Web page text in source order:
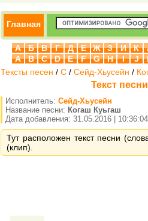
Главная
А Б В Г Д Е Ж З И К
A
B C D E F G H I J
Тексты песен / С / Сейд-Хьусейн /
Текст
Исполнитель: Сейд-Хьусейн
Название песни: Когаш Куьгаш
Дата добавления: 31.05.2016 | 10:36:04
Тут расположен текст песни
(клип).